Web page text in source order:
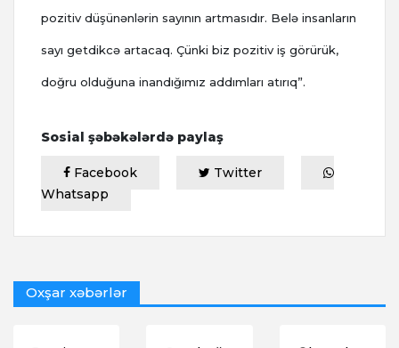
pozitiv düşünənlərin sayının artmasıdır. Belə insanların
sayı getdikcə artacaq. Çünki biz pozitiv iş görürük,
doğru olduğuna inandığımız addımları atırıq”.
Sosial şəbəkələrdə paylaş
Facebook
Twitter
Whatsapp
Oxşar xəbərlər